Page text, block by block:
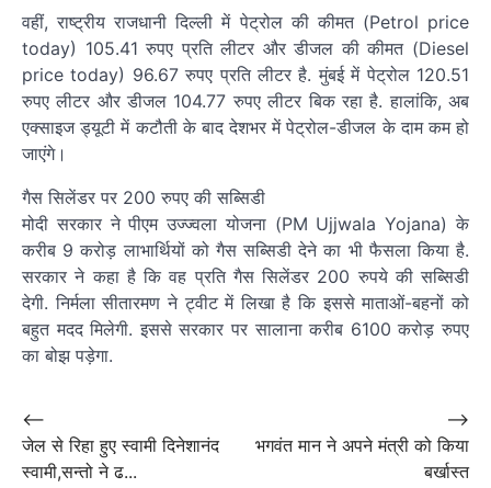
वहीं, राष्ट्रीय राजधानी दिल्ली में पेट्रोल की कीमत (Petrol price
today) 105.41 रुपए प्रति लीटर और डीजल की कीमत (Diesel
price today) 96.67 रुपए प्रति लीटर है. मुंबई में पेट्रोल 120.51
रुपए लीटर और डीजल 104.77 रुपए लीटर बिक रहा है. हालांकि, अब
एक्साइज ड्यूटी में कटौती के बाद देशभर में पेट्रोल-डीजल के दाम कम हो
जाएंगे।
गैस सिलेंडर पर 200 रुपए की सब्सिडी
मोदी सरकार ने पीएम उज्ज्वला योजना (PM Ujjwala Yojana) के
करीब 9 करोड़ लाभार्थियों को गैस सब्सिडी देने का भी फैसला किया है.
सरकार ने कहा है कि वह प्रति गैस सिलेंडर 200 रुपये की सब्सिडी
देगी. निर्मला सीतारमण ने ट्वीट में लिखा है कि इससे माताओं-बहनों को
बहुत मदद मिलेगी. इससे सरकार पर सालाना करीब 6100 करोड़ रुपए
का बोझ पड़ेगा.
Post
navigation
⟵
जेल से रिहा हुए स्वामी दिनेशानंद
स्वामी,सन्तो ने ढ...
भगवंत मान ने अपने मंत्री को किया
बर्खास्त
⟶